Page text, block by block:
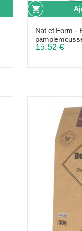
Nat et Form -
15,52 €